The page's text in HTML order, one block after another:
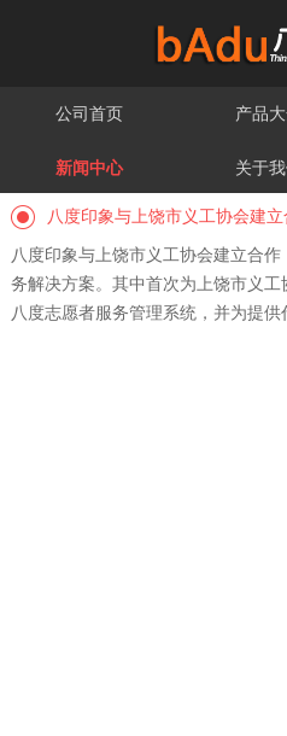
公司首页 产品
新闻中心 关于
八度印象与上饶市义工协会建立
八度印象与上饶市义工协会建立合
务解决方案。其中首次为上饶市义
八度志愿者服务管理系统，并为提供